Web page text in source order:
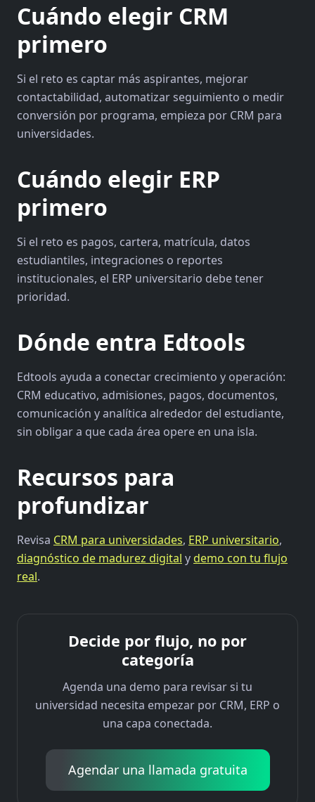
Cuándo elegir CRM
primero
Si el reto es captar más aspirantes, mejorar
contactabilidad, automatizar seguimiento o medir
conversión por programa, empieza por CRM para
universidades.
Cuándo elegir ERP
primero
Si el reto es pagos, cartera, matrícula, datos
estudiantiles, integraciones o reportes
institucionales, el ERP universitario debe tener
prioridad.
Dónde entra Edtools
Edtools ayuda a conectar crecimiento y operación:
CRM educativo, admisiones, pagos, documentos,
comunicación y analítica alrededor del estudiante,
sin obligar a que cada área opere en una isla.
Recursos para
profundizar
Revisa CRM para universidades, ERP universitario,
diagnóstico de madurez digital ydemo con tu flujo
real.
Decide por flujo, no por
categoría
Agenda una demo para revisar si tu
universidad necesita empezar por CRM, ERP o
una capa conectada.
Agendar una llamada gratuita